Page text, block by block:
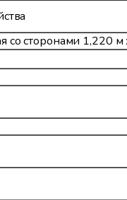
со сторонами 1,220